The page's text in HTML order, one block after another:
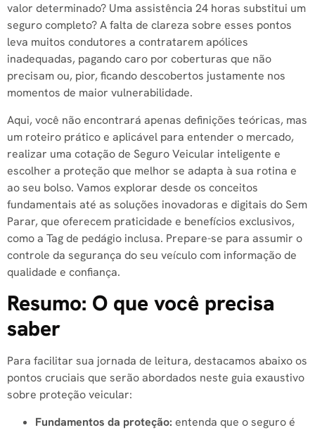
valor determinado? Uma assistência 24 horas substitui um
seguro completo? A falta de clareza sobre esses pontos
leva muitos condutores a contratarem apólices
inadequadas, pagando caro por coberturas que não
precisam ou, pior, ficando descobertos justamente nos
momentos de maior vulnerabilidade.
Aqui, você não encontrará apenas definições teóricas, mas
um roteiro prático e aplicável para entender o mercado,
realizar uma cotação de Seguro Veicular inteligente e
escolher a proteção que melhor se adapta à sua rotina e
ao seu bolso. Vamos explorar desde os conceitos
fundamentais até as soluções inovadoras e digitais do Sem
Parar, que oferecem praticidade e benefícios exclusivos,
como a Tag de pedágio inclusa. Prepare-se para assumir o
controle da segurança do seu veículo com informação de
qualidade e confiança.
Resumo: O que você precisa
saber
Para facilitar sua jornada de leitura, destacamos abaixo os
pontos cruciais que serão abordados neste guia exaustivo
sobre proteção veicular:
Fundamentos da proteção: entenda que o seguro é